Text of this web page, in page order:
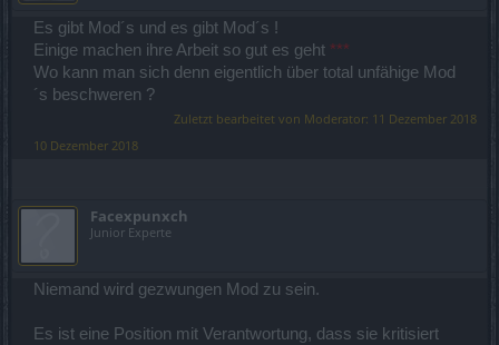
Es gibt Mod´s und es gibt Mod´s !
Einige machen ihre Arbeit so gut es geht ***
Wo kann man sich denn eigentlich über total unfähige Mod
´s beschweren ?
Zuletzt bearbeitet von Moderator: 11 Dezember 2018
10 Dezember 2018
Facexpunxch
Junior Experte
Niemand wird gezwungen Mod zu sein.
Es ist eine Position mit Verantwortung, dass sie kritisiert